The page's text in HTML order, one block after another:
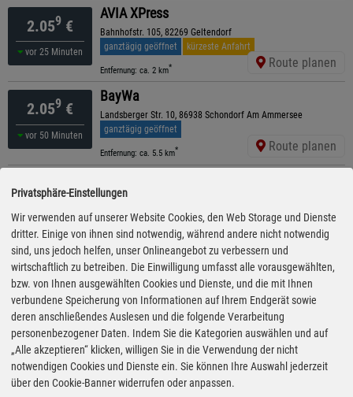
2.059 €
vor 25 Minuten
AVIA XPress
Bahnhofstr. 105, 82269 Geltendorf
ganztägig geöffnet
kürzeste Anfahrt
Entfernung: ca. 2 km* Route planen
2.059 €
vor 50 Minuten
BayWa
Landsberger Str. 10, 86938 Schondorf Am Ammersee
ganztägig geöffnet
Entfernung: ca. 5.5 km* Route planen
2.059€
16:05 Uhr
Am Gewerbering 16, 86932 Lengenfeld
ganztägig geöffnet
Entfernung: ca. 12.7 km* Route planen
2.069€
vor 40 Minuten
JET
Bruckerstr. 32 A, 82266 Inning Am Ammersee
ganztägig geöffnet
Entfernung: ca. 8 km * Route planen
2.069€
vor 50 Minuten
ARAL
Schondorfer Straße 12, 86919 Utting Am Ammersee
geöffnet bis 21:00 Uhr
Privatsphäre-Einstellungen
Wir verwenden auf unserer Website Cookies, den Web Storage und Dienste
dritter. Einige von ihnen sind notwendig, während andere nicht notwendig
sind, uns jedoch helfen, unser Onlineangebot zu verbessern und
wirtschaftlich zu betreiben. Die Einwilligung umfasst alle vorausgewählten,
bzw. von Ihnen ausgewählten Cookies und Dienste, und die mit Ihnen
verbundene Speicherung von Informationen auf Ihrem Endgerät sowie
deren anschließendes Auslesen und die folgende Verarbeitung
personenbezogener Daten. Indem Sie die Kategorien auswählen und auf
„Alle akzeptieren“ klicken, willigen Sie in die Verwendung der nicht
notwendigen Cookies und Dienste ein. Sie können Ihre Auswahl jederzeit
über den Cookie-Banner widerrufen oder anpassen.